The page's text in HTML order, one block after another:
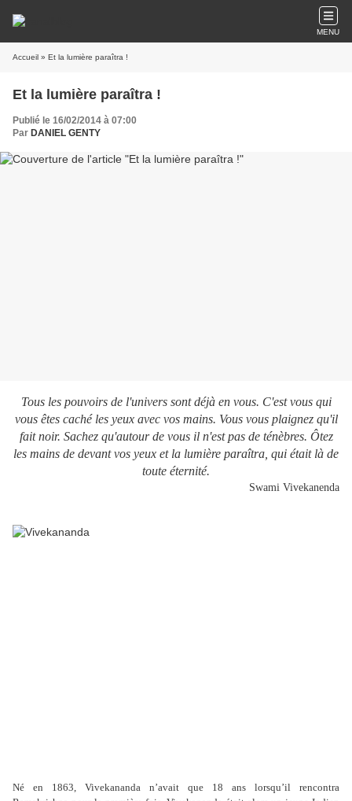
MENU
Accueil » Et la lumière paraîtra !
Et la lumière paraîtra !
Publié le 16/02/2014 à 07:00
Par DANIEL GENTY
Tous les pouvoirs de l'univers sont déjà en vous. C'est vous qui
vous êtes caché les yeux avec vos mains. Vous vous plaignez qu'il
fait noir. Sachez qu'autour de vous il n'est pas de ténèbres. Ôtez
les mains de devant vos yeux et la lumière paraîtra, qui était là de
toute éternité.
Swami Vivekanenda
Né en 1863, Vivekananda n’avait que 18 ans lorsqu’il rencontra